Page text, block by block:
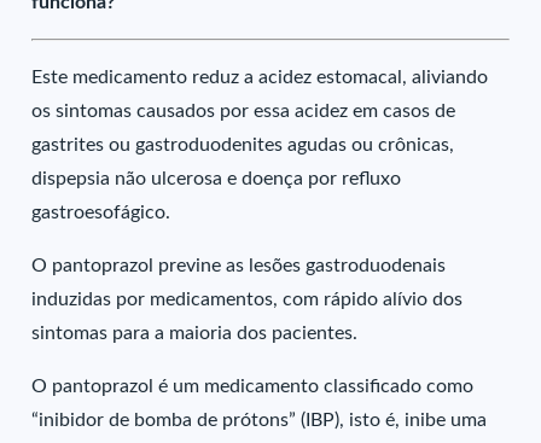
Este medicamento reduz a acidez estomacal, aliviando
os sintomas causados por essa acidez em casos de
gastrites ou gastroduodenites agudas ou crônicas,
dispepsia não ulcerosa e doença por refluxo
gastroesofágico.
O pantoprazol previne as lesões gastroduodenais
induzidas por medicamentos, com rápido alívio dos
sintomas para a maioria dos pacientes.
O pantoprazol é um medicamento classificado como
“inibidor de bomba de prótons” (IBP), isto é, inibe uma